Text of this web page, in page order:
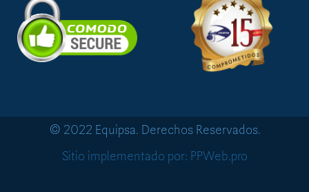
© 2022 Equipsa. Derechos Reservados.
Sitio implementado por: PPWeb.pro